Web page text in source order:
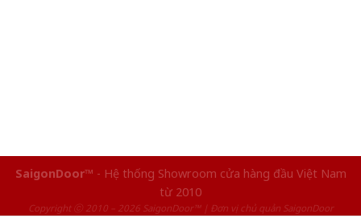
SaigonDoor™ - Hệ thống Showroom cửa hàng đầu Việt Nam
từ 2010
Copyright ⓒ 2010 – 2026 SaigonDoor™ | Đơn vị chủ quản SaigonDoor